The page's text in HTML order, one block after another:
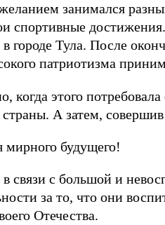
занимался
спортивные
Тула. После
патриотизма
этого потребовала
А затем,
будущего!
связи с большой и
за то, что они
Отечества.